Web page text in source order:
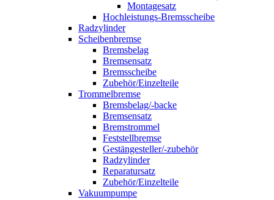
Montagesatz
Hochleistungs-Bremsscheibe
Radzylinder
Scheibenbremse
Bremsbelag
Bremsensatz
Bremsscheibe
Zubehör/Einzelteile
Trommelbremse
Bremsbelag/-backe
Bremsensatz
Bremstrommel
Feststellbremse
Gestängesteller/-zubehör
Radzylinder
Reparatursatz
Zubehör/Einzelteile
Vakuumpumpe